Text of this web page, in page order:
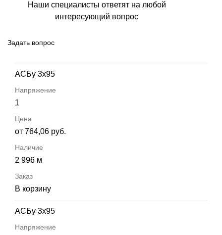
Наши специалисты ответят на любой
интересующий вопрос
Задать вопрос
АСБу 3х95
1
от 764,06 руб.
2 996 м
В корзину
АСБу 3х95